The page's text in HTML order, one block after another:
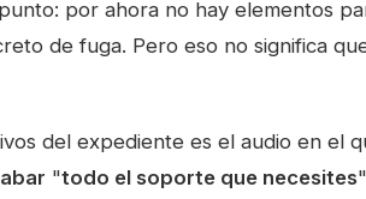
por ahora no hay elementos
de fuga. Pero eso no significa
del expediente es el audio en el
"todo el soporte que necesites